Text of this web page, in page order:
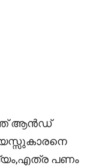
ആൻഡ്
വയസ്സുകാരനെ
പണം